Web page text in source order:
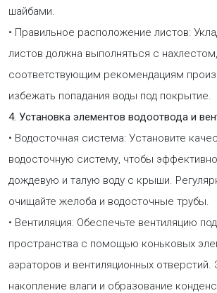
шайбами.
• Правильное расположение листов:
листов должна выполняться с нахлестом,
соответствующим рекомендациям
избежать попадания воды под покрытие.
4. Установка элементов водоотвода и
• Водосточная система: Установите
водосточную систему, чтобы
дождевую и талую воду с крыши.
очищайте желоба и водосточные трубы.
• Вентиляция: Обеспечьте вентиляцию
пространства с помощью коньковых
аэраторов и вентиляционных отверстий.
накопление влаги и образование